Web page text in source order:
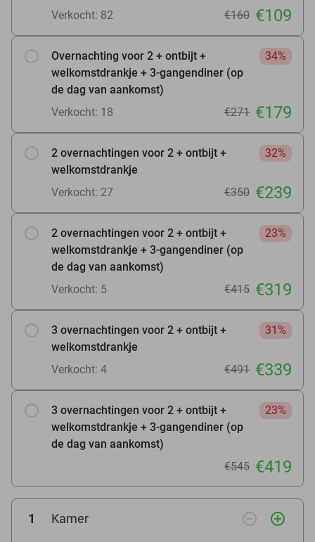
Verkocht: 82 €160 €109
Overnachting voor 2 + ontbijt +
welkomstdrankje + 3-gangendiner (op
de dag van aankomst)
34%
Verkocht: 18 €271 €179
2 overnachtingen voor 2 + ontbijt +
welkomstdrankje
32%
Verkocht: 27 €350 €239
2 overnachtingen voor 2 + ontbijt +
welkomstdrankje + 3-gangendiner (op
de dag van aankomst)
23%
Verkocht: 5 €415 €319
3 overnachtingen voor 2 + ontbijt +
welkomstdrankje
31%
Verkocht: 4 €491 €339
3 overnachtingen voor 2 + ontbijt +
welkomstdrankje + 3-gangendiner (op
de dag van aankomst)
23%
€545 €419
1 Kamer remove_circle_outline add_circle_outline